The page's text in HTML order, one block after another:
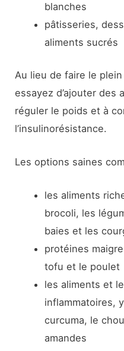
blanches
pâtisseries,
aliments sucrés
Au lieu de faire le
essayez d’ajouter des
réguler le poids et à
l’insulinorésistance.
Les options saines
les aliments
brocoli, les
baies et les
protéines
tofu et le poulet
les aliments et
inflammatoires,
curcuma, le
amandes